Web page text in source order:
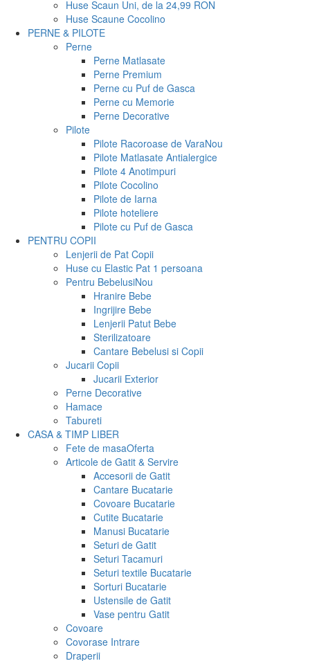
Huse Scaun Uni, de la 24,99 RON
Huse Scaune Cocolino
PERNE & PILOTE
Perne
Perne Matlasate
Perne Premium
Perne cu Puf de Gasca
Perne cu Memorie
Perne Decorative
Pilote
Pilote Racoroase de VaraNou
Pilote Matlasate Antialergice
Pilote 4 Anotimpuri
Pilote Cocolino
Pilote de Iarna
Pilote hoteliere
Pilote cu Puf de Gasca
PENTRU COPII
Lenjerii de Pat Copii
Huse cu Elastic Pat 1 persoana
Pentru BebelusiNou
Hranire Bebe
Ingrijire Bebe
Lenjerii Patut Bebe
Sterilizatoare
Cantare Bebelusi si Copii
Jucarii Copii
Jucarii Exterior
Perne Decorative
Hamace
Tabureti
CASA & TIMP LIBER
Fete de masaOferta
Articole de Gatit & Servire
Accesorii de Gatit
Cantare Bucatarie
Covoare Bucatarie
Cutite Bucatarie
Manusi Bucatarie
Seturi de Gatit
Seturi Tacamuri
Seturi textile Bucatarie
Sorturi Bucatarie
Ustensile de Gatit
Vase pentru Gatit
Covoare
Covorase Intrare
Draperii